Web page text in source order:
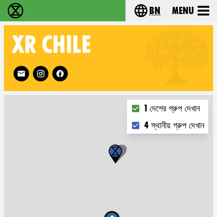
বিলুপ্তি বিদ্রোহ - Home Choose your
bn Menu
XR CHILE
Follow XR Chile on
Choose what you
1 দেশের গ্রুপ দেখান
4 স্থানীয় গ্রুপ দেখান